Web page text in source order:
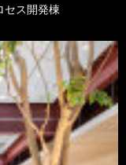
ス開発棟